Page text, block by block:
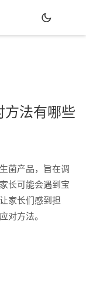
方法有哪些
菌产品，旨在调
长可能会遇到宝
家长们感到担
对方法。